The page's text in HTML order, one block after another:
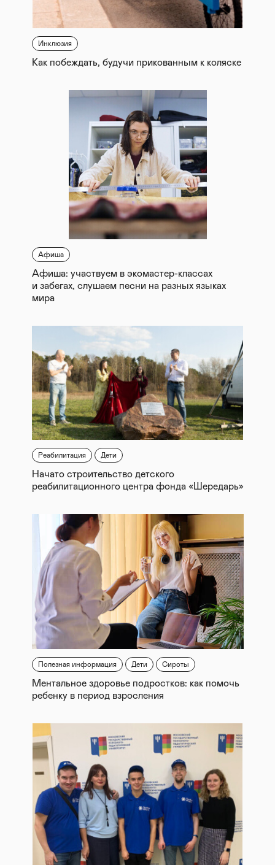
Инклюзия
Как побеждать, будучи прикованным к коляске
Афиша
Афиша: участвуем в экомастер-классах
и забегах, слушаем песни на разных языках
мира
Реабилитация Дети
Начато строительство детского
реабилитационного центра фонда «Шередарь»
Полезная информация Дети Сироты
Ментальное здоровье подростков: как помочь
ребенку в период взросления